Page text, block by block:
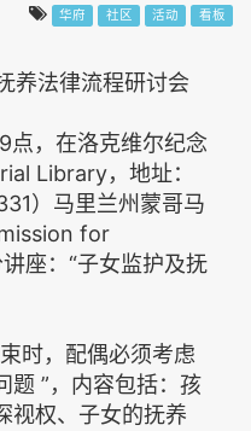
华府 社区 活动 看板
养法律流程研讨会
点，在洛克维尔纪念
Library，地址：
）马里兰州蒙哥马
for
座：“子女监护及抚
时，配偶必须考虑
题 ”，内容包括：孩
视权、子女的抚养